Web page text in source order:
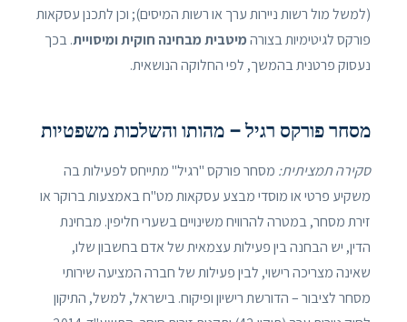
(למשל מול רשות ניירות ערך או רשות המיסים); וכן לתכנן עסקאות
פורקס לגיטימיות בצורהמיטבית מבחינה חוקית ומיסויית. בכך
נעסוק פרטנית בהמשך, לפי החלוקה הנושאית.
מסחר פורקס רגיל – מהותו והשלכות משפטיות
סקירה תמציתית: מסחר פורקס "רגיל" מתייחס לפעילות בה
משקיע פרטי או מוסדי מבצע עסקאות מט"ח באמצעות ברוקר או
זירת מסחר, במטרה להרוויח משינויים בשערי חליפין. מבחינת
הדין, יש הבחנה בין פעילות עצמאית של אדם בחשבון שלו,
שאינה מצריכה רישוי, לבין פעילות של חברה המציעה שירותי
מסחר לציבור – הדורשת רישיון ופיקוח. בישראל, למשל, התיקון